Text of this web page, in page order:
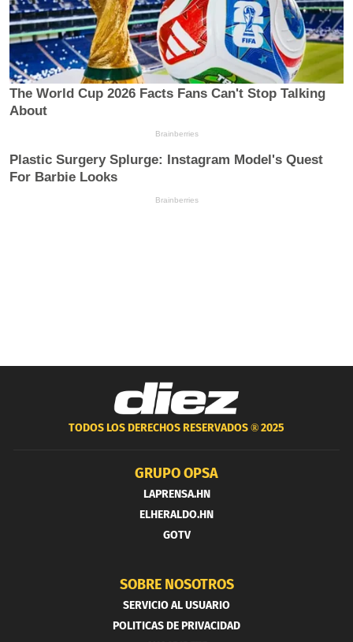
TODOS LOS DERECHOS RESERVADOS ®2025
GRUPO OPSA
LAPRENSA.HN
ELHERALDO.HN
GOTV
SOBRE NOSOTROS
SERVICIO AL USUARIO
POLITICAS DE PRIVACIDAD